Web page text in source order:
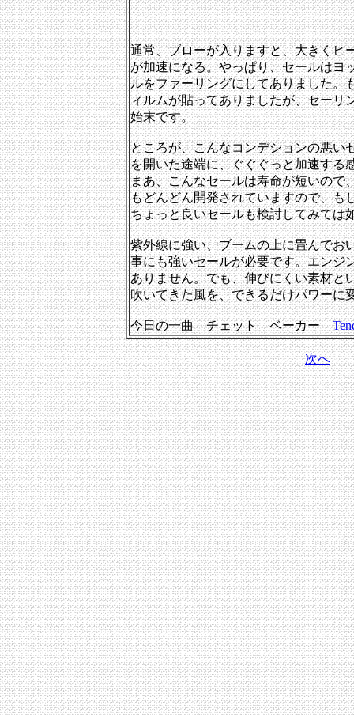
通常、ブローが入りますと、大きくヒ
が加速になる。やっぱり、セールはヨ
ルをファーリングにしてありました。
ィルムが貼ってありましたが、セーリ
始末です。
ところが、こんなコンデションの悪い
を開いた途端に、ぐぐぐっと加速する
まあ、こんなセールは寿命が短いので
もどんどん開発されていますので、も
ちょっと良いセールも検討してみては
紫外線に強い、ブームの上に畳んでお
事にも強いセールが必要です。エンジ
ありません。でも、伸びにくい素材と
吹いてきた風を、できるだけパワーに
今日の一曲 チェット ベーカー
次へ